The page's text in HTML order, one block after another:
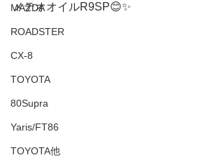
MAZDA
ROADSTER
CX-8
TOYOTA
80Supra
Yaris/FT86
TOYOTA他
メテオオイルR9SP😊✨